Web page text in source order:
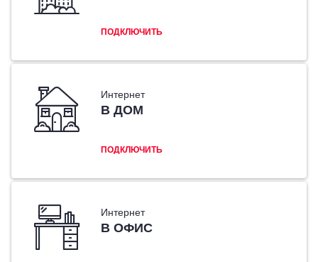
ПОДКЛЮЧИТЬ
Интернет
В ДОМ
ПОДКЛЮЧИТЬ
Интернет
В ОФИС